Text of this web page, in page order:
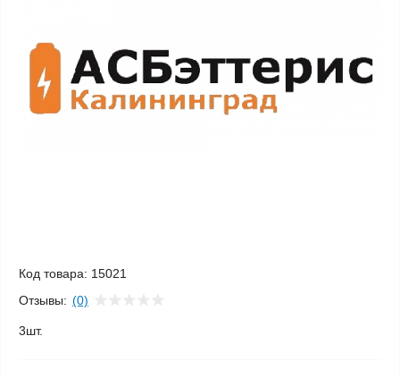
Код товара: 15021
Отзывы: (0)
3шт.